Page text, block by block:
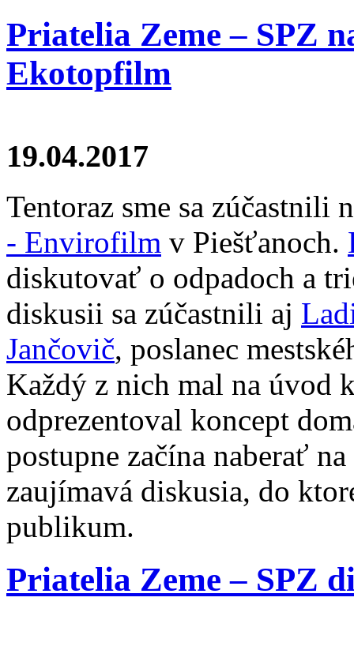
Priatelia Zeme – SPZ
Ekotopfilm
19.04.2017
Tentoraz sme sa zúčastnili
- Envirofilm v Piešťanoch.
diskutovať o odpadoch a
diskusii sa zúčastnili aj
Jančovič, poslanec
Každý z nich mal na úvod
odprezentoval koncept
postupne začína naberať
zaujímavá diskusia, do
publikum.
Priatelia Zeme – SPZ